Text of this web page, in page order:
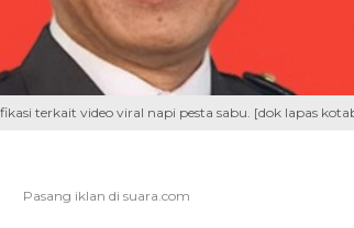
terkait video viral napi pesta sabu. [dok lapas